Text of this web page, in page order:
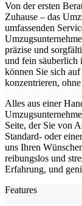
Von der ersten
Zuhause – das
umfassenden
präzise und
und fein säuberlich
können Sie sich
konzentrieren,
Alles aus einer
Seite, der Sie von
Standard- oder
uns Ihren
reibungslos und
Erfahrung, und
Features